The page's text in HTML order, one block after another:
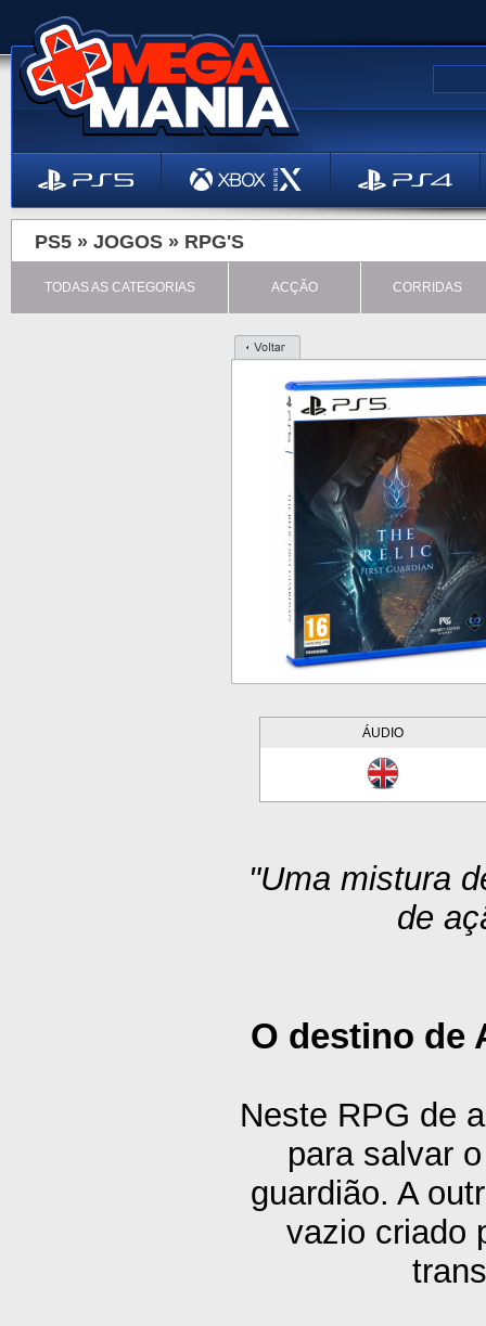
PS5 » JOGOS » RPG'S
TODAS AS CATEGORIAS ACÇÃO CORRIDAS
ÁUDIO
"Uma mistura
de
O destino de
Neste RPG de
para salvar
guardião. A
vazio criado